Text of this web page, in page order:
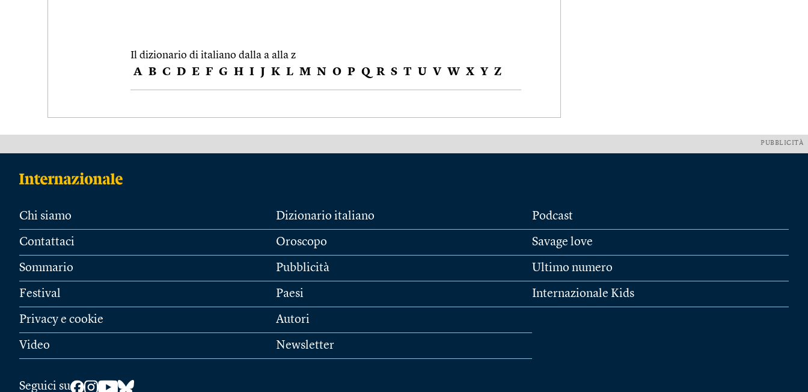
Il dizionario di italiano dalla a alla z
A B C D E F G H I J K L M N O P Q R S T U V W X Y Z
PUBBLICITÀ
Chi siamo
Contattaci
Sommario
Festival
Privacy e cookie
Video
Dizionario italiano
Oroscopo
Pubblicità
Paesi
Autori
Newsletter
Podcast
Savage love
Ultimo numero
Internazionale Kids
Seguici su